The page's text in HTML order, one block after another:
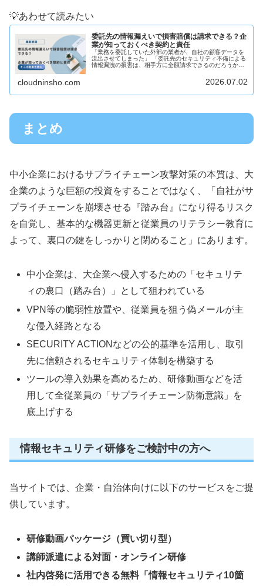
💡あわせて読みたい
委託先の情報漏えいで損害賠償は請求できる？企
業が知っておくべき契約と責任
「業務を委託していた外部の業者が、自社の顧客データを
流出させてしまった」 「委託先のセキュリティ不備による
情報漏洩の損害は、相手方に全額請求できるのだろうか」
cloudninsho.com 2026.07.02
まとめ
中小企業におけるサプライチェーン攻撃対策の本質は、大
企業のような巨額の投資をすることではなく、「自社がサ
プライチェーンを崩壊させる『踏み台』になり得るリスク
を自覚し、基本的な機器更新と従業員のリテラシー教育に
よって、裏口の鍵をしっかりと閉めること」にあります。
中小企業は、大企業へ侵入するための「セキュリテ
ィの裏口（踏み台）」として狙われている
VPN等の脆弱性放置や、従業員を狙う偽メールが主
な侵入経路となる
SECURITY ACTIONなどの公的基準を活用し、取引
先に信頼されるセキュリティ体制を構築する
ツールの導入効果を高めるため、研修動画などを活
用して全従業員の「サプライチェーン防衛意識」を
底上げする
情報セキュリティ研修をご検討中の方へ
当サイトでは、企業・自治体向けに以下のサービスをご提
供しています。
研修動画パッケージ（買い切り型）
講師派遣による対面・オンライン研修
社内啓発に活用できる無料「情報セキュリティ10箇